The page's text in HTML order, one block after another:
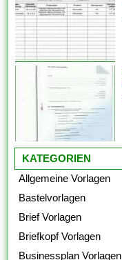
auch überspringen
Analogien in...
KATEGORIEN
Allgemeine Vorlagen
Bastelvorlagen
Brief Vorlagen
Briefkopf Vorlagen
Businessplan Vorlagen